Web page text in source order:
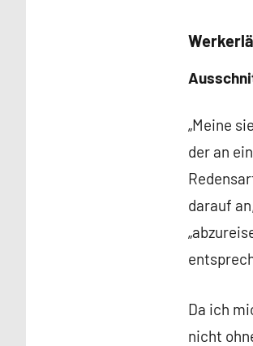
„Meine
der an
darauf
Da ich
nicht